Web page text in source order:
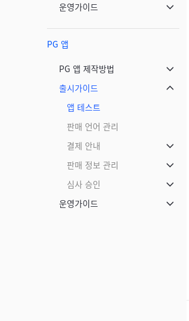
운영가이드
PG 앱
PG 앱 제작방법
출시가이드
앱 테스트
판매 언어 관리
결제 안내
판매 정보 관리
심사 승인
운영가이드